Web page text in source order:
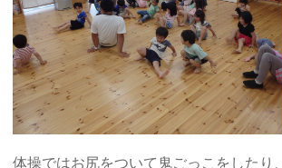
体操ではお尻をついて鬼ごっこをしたり、